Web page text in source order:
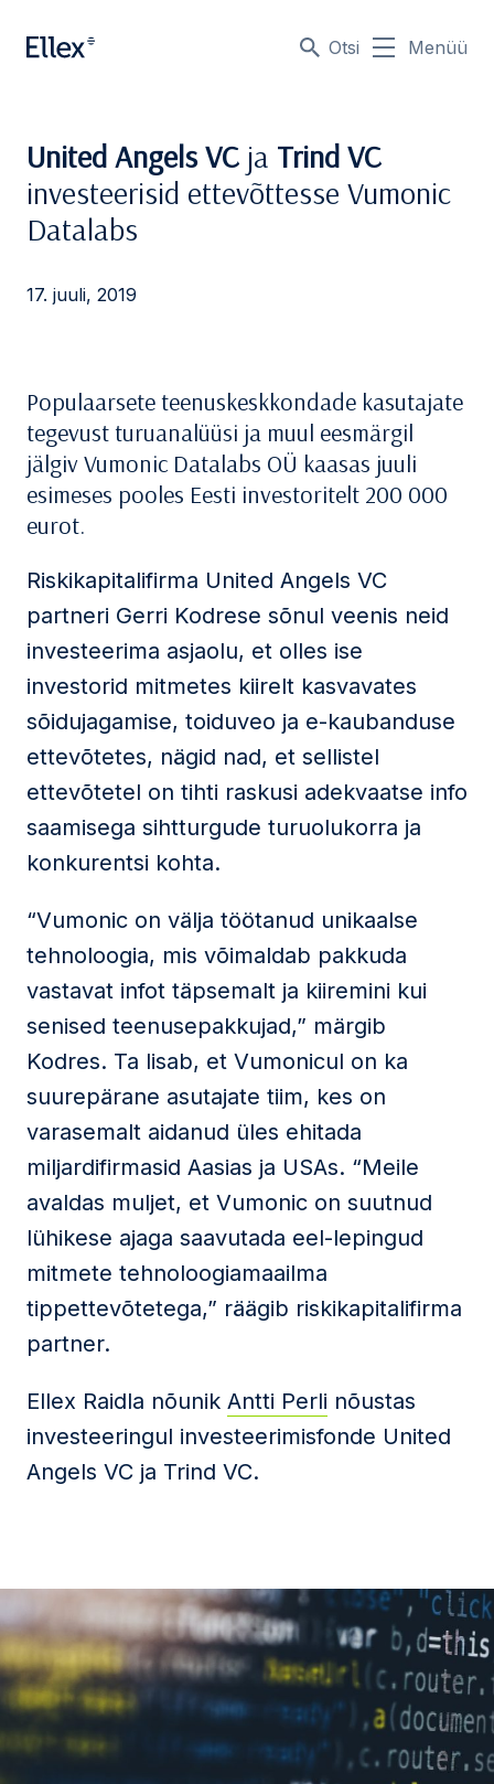
Otsi Menüü
United Angels VC ja Trind VC
investeerisid ettevõttesse Vumonic
Datalabs
17. juuli, 2019
Populaarsete teenuskeskkondade kasutajate
tegevust turuanalüüsi ja muul eesmärgil
jälgiv Vumonic Datalabs OÜ kaasas juuli
esimeses pooles Eesti investoritelt 200 000
eurot.
Riskikapitalifirma United Angels VC
partneri Gerri Kodrese sõnul veenis neid
investeerima asjaolu, et olles ise
investorid mitmetes kiirelt kasvavates
sõidujagamise, toiduveo ja e-kaubanduse
ettevõtetes, nägid nad, et sellistel
ettevõtetel on tihti raskusi adekvaatse info
saamisega sihtturgude turuolukorra ja
konkurentsi kohta.
“Vumonic on välja töötanud unikaalse
tehnoloogia, mis võimaldab pakkuda
vastavat infot täpsemalt ja kiiremini kui
senised teenusepakkujad,” märgib
Kodres. Ta lisab, et Vumonicul on ka
suurepärane asutajate tiim, kes on
varasemalt aidanud üles ehitada
miljardifirmasid Aasias ja USAs. “Meile
avaldas muljet, et Vumonic on suutnud
lühikese ajaga saavutada eel-lepingud
mitmete tehnoloogiamaailma
tippettevõtetega,” räägib riskikapitalifirma
partner.
Ellex Raidla nõunik Antti Perli nõustas
investeeringul investeerimisfonde United
Angels VC ja Trind VC.